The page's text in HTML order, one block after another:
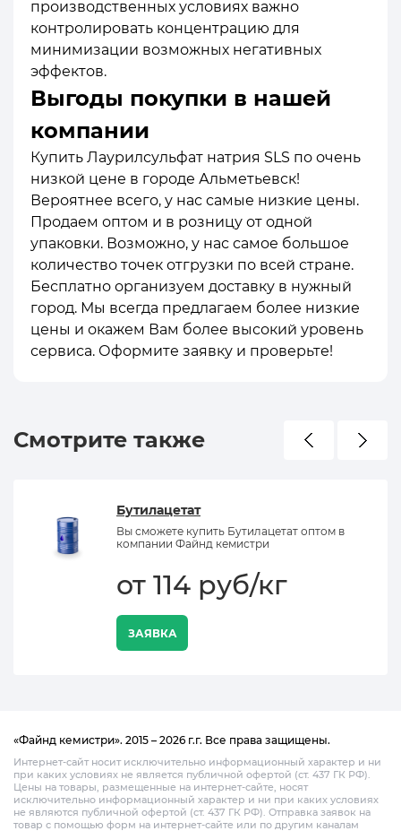
производственных условиях важно
контролировать концентрацию для
минимизации возможных негативных
эффектов.
Выгоды покупки в нашей
компании
Купить Лаурилсульфат натрия SLS по очень
низкой цене в городе Альметьевск!
Вероятнее всего, у нас самые низкие цены.
Продаем оптом и в розницу от одной
упаковки. Возможно, у нас самое большое
количество точек отгрузки по всей стране.
Бесплатно организуем доставку в нужный
город. Мы всегда предлагаем более низкие
цены и окажем Вам более высокий уровень
сервиса. Оформите заявку и проверьте!
Смотрите также
Бутилацетат
Вы сможете купить Бутилацетат оптом в
компании Файнд кемистри
от 114 руб/кг
ЗАЯВКА
«Файнд кемистри». 2015 – 2026 г.г. Все права защищены.
Интернет-сайт носит исключительно информационный характер и ни
при каких условиях не является публичной офертой (ст. 437 ГК РФ).
Цены на товары, размещенные на интернет-сайте, носят
исключительно информационный характер и ни при каких условиях
не являются публичной офертой (ст. 437 ГК РФ). Отправка заявок на
товар с помощью форм на интернет-сайте или по другим каналам